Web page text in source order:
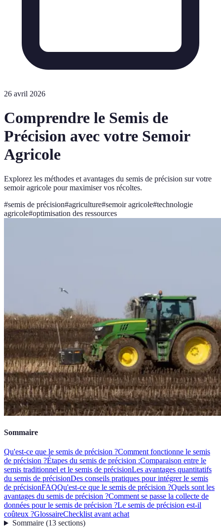
26 avril 2026
Comprendre le Semis de
Précision avec votre Semoir
Agricole
Explorez les méthodes et avantages du semis de précision sur votre
semoir agricole pour maximiser vos récoltes.
#semis de précision#agriculture#semoir agricole#technologie
agricole#optimisation des ressources
Sommaire
Qu'est-ce que le semis de précision ?Comment fonctionne le semis
de précision ?Étapes du semis de précision :Comparaison entre le
semis traditionnel et le semis de précisionLes avantages quantitatifs
du semis de précisionDes conseils pratiques pour intégrer le semis
de précisionFAQQu'est-ce que le semis de précision ?Quels sont les
avantages du semis de précision ?Comment se passe la collecte de
données pour le semis de précision ?Le semis de précision est-il
coûteux ?GlossaireChecklist avant achat
Sommaire(13 sections)